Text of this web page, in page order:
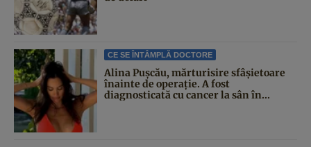
CE SE ÎNTÂMPLĂ DOCTORE
Alina Pușcău, mărturisire sfâșietoare
înainte de operație. A fost
diagnosticată cu cancer la sân în...